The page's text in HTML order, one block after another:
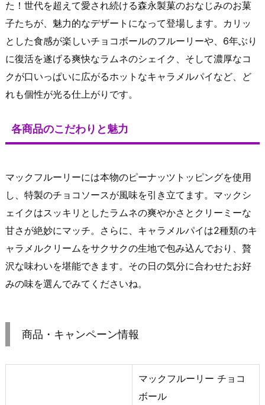
た！世代を超えて愛され続ける森永製菓のおなじみのお菓
子たちが、魅力的なデザートになって登場します。カリッ
とした食感が楽しいチョコボールのフルーリーや、6年ぶり
に復活を遂げる爽快なラムネのシェイク、そして濃厚なコ
クが口いっぱいに広がるホットなキャラメルパイなど、ど
れも個性が光る仕上がりです。
各商品のこだわりと魅力
マックフルーリーには本物のピーナッツトッピングを使用
し、特製のチョコソースが風味を引き立てます。マックシ
ェイクはスッキリとしたラムネの爽やかさとクリーミーな
甘さが絶妙にマッチ。さらに、キャラメルパイは2種類のキ
ャラメルクリームをサクサクの生地で包み込んでおり、贅
沢な味わいを堪能できます。その日の気分に合わせたお好
みの味を選んでみてくださいね。
商品・キャンペーン情報
マックフルーリー チョコ
ボール